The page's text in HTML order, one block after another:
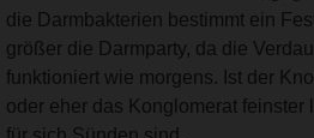
die Darmbakterien bestimmt ein
größer die Darmparty, da die
funktioniert wie morgens. Ist der
oder eher das Konglomerat feinster